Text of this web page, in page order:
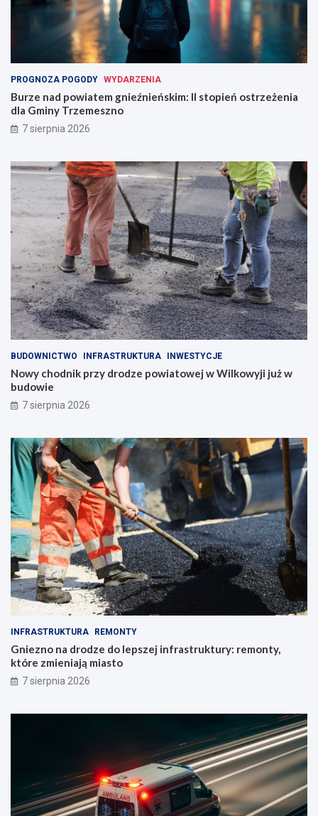
PROGNOZA POGODY WYDARZENIA
Burze nad powiatem gnieźnieńskim: II stopień ostrzeżenia
dla Gminy Trzemeszno
7 sierpnia 2026
BUDOWNICTWO INFRASTRUKTURA INWESTYCJE
Nowy chodnik przy drodze powiatowej w Wilkowyji już w
budowie
7 sierpnia 2026
INFRASTRUKTURA REMONTY
Gniezno na drodze do lepszej infrastruktury: remonty,
które zmieniają miasto
7 sierpnia 2026